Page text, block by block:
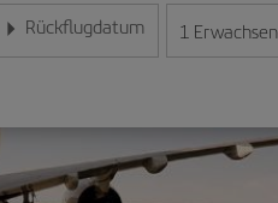
im Format Tag/Monat/Jahr ein
Rückflugdatum
Geben Sie das Datum im Format Tag/
1